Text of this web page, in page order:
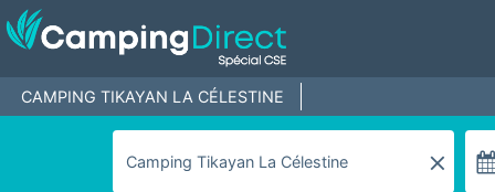
CAMPING TIKAYAN LA CÉLESTINE